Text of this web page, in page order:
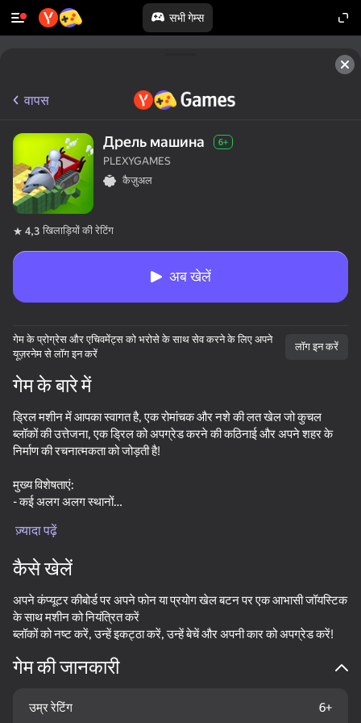
सभी गेम्स
वापस
Дрель машина 6+
PLEXYGAMES
कैज़ुअल
4,3 खिलाड़ियों की रेटिंग
अब खेलें
गेम के प्रोग्रेस और एचिवमेंट्स को भरोसे के साथ सेव करने के लिए अपने
यूज़रनेम से लॉग इन करें
लॉग इन करें
गेम के बारे में
ड्रिल मशीन में आपका स्वागत है, एक रोमांचक और नशे की लत खेल जो कुचल
ब्लॉकों की उत्तेजना, एक ड्रिल को अपग्रेड करने की कठिनाई और अपने शहर के
निर्माण की रचनात्मकता को जोड़ती है!
मुख्य विशेषताएं:
- कई अलग अलग स्थानों
- खरीदने के लिए कारों का एक बड़ा चयन
ज़्यादा पढ़ें
कैसे खेलें
अपने कंप्यूटर कीबोर्ड पर अपने फोन या प्रयोग खेल बटन पर एक आभासी जॉयस्टिक
के साथ मशीन को नियंत्रित करें
ब्लॉकों को नष्ट करें, उन्हें इकट्ठा करें, उन्हें बेचें और अपनी कार को अपग्रेड करें!
गेम की जानकारी
उम्र रेटिंग 6+